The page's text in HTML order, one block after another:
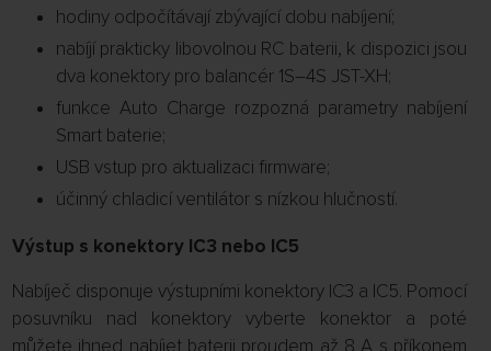
hodiny odpočítávají zbývající dobu nabíjení;
nabíjí prakticky libovolnou RC baterii, k dispozici jsou
dva konektory pro balancér 1S–4S JST-XH;
funkce Auto Charge rozpozná parametry nabíjení
Smart baterie;
USB vstup pro aktualizaci firmware;
účinný chladicí ventilátor s nízkou hlučností.
Výstup s konektory IC3 nebo IC5
Nabíječ disponuje výstupními konektory IC3 a IC5. Pomocí
posuvníku nad konektory vyberte konektor a poté
můžete ihned nabíjet baterii proudem až 8 A s příkonem